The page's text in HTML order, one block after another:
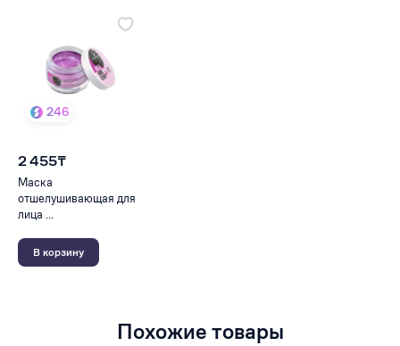
246
2 455₸
Маска
отшелушивающая для
лица ...
В корзину
Похожие товары